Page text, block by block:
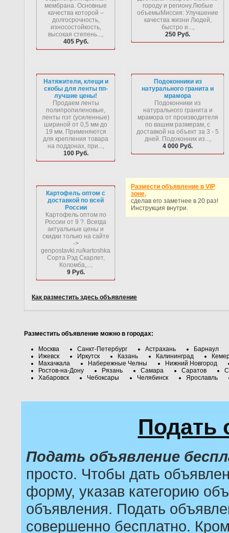
мембрана. Основные
качества которой –
долгосрочность,
износостойкость,
высокая степень...,
405 Руб.
городу и региону.Любые
объемыМиссия: Улучшение
качества жизни Людей,
быстро и...,
250 Руб.
Натяжители, клещи и
скобы для ленты пп-
лучшие цены!
Продаем ленты
полипропиленовые,
ленты пэт (усиленные)
шириной от 0,5 мм до
19 мм. Применяются
для крепления товара
на поддонах, при...,
100 Руб.
Подоконники из
натурального гранита и
мрамора
Подоконники из
натурального гранита и
мрамора от производителя
по вашим размерам, с
доставкой на объект за 3 - 5
дней. Подоконник из...,
4 000 Руб.
Картофель оптом с
доставкой по всей
России
Картофель оптом по
России от 9 ?. Всегда
актуальные цены и
скидки только на сайте
->
genpostavki.ru/kartoshka
Сорта Рэд Скарлет,
Коломба,...,
9 Руб.
Размести объявление в VIP
зоне,
сделав его заметнее в 20 раз!
Инструкция внутри.
Как разместить здесь объявление
Разместить объявление можно в городах:
Москва Санкт-Петербург Астрахань
Барнаул
Ижевск
Иркутск Казань Калининград
Махачкала
Набережные Челны
Нижний Новгород
Ростов-на-Дону
Рязань Самара Саратов
Хабаровск
Чебоксары Челябинск Ярославль
Подать
Подать объявление
просто. Чтобы дать
форму, указав категорию
объявления. Подать
совершенно бесплатно.